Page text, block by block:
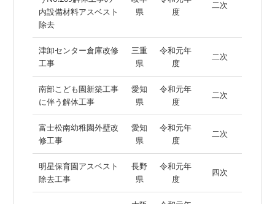
内設備材料アスベスト
除去
県
度
二次
津卸センター倉庫改修
工事
三重
県
令和元年
度
二次
南部こども園新築工事
に伴う解体工事
愛知
県
令和元年
度
二次
富士松南幼稚園外壁改
修工事
愛知
県
令和元年
度
二次
明星保育園アスベスト
除去工事
長野
県
令和元年
度
四次